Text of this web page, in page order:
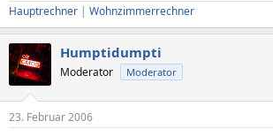
Hauptrechner | Wohnzimmerrechner
Humptidumpti
Moderator Moderator
23. Februar 2006